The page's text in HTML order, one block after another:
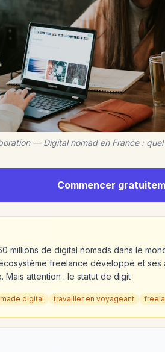
— Digital nomad en France :
Commencer
millions de digital nomads dans le
freelance développé et
attention : le statut de digit
digital travailler en voyageant